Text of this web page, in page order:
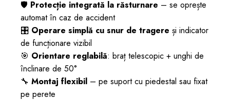
🛡️ Protecție integrată la răsturnare – se oprește
automat în caz de accident
🎛️ Operare simplă cu snur de tragere și indicator
de funcționare vizibil
🎯 Orientare reglabilă: braț telescopic + unghi de
înclinare de 50°
🔧 Montaj flexibil – pe suport cu piedestal sau fixat
pe perete